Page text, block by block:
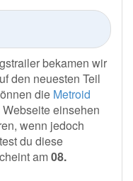
bekamen wir
den neuesten Teil
die Metroid
einsehen
wenn jedoch
du diese
am08.